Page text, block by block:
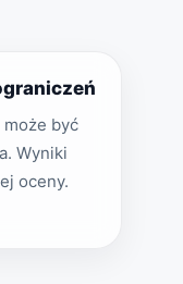
może być
Wyniki
oceny.